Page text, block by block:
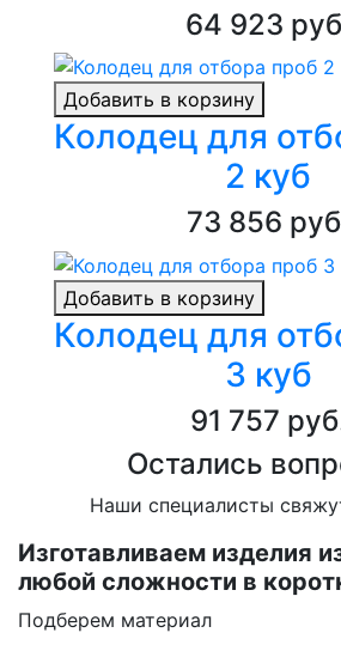
64 923
Добавить в корзину
Колодец для
2 куб
73 856
Добавить в корзину
Колодец для
3 куб
91 757
Остались
Наши специалисты
Изготавливаем изделия
любой сложности в
Подберем материал